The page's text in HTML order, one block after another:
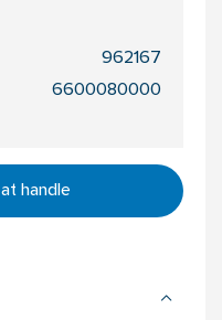
962167
6600080000
handle